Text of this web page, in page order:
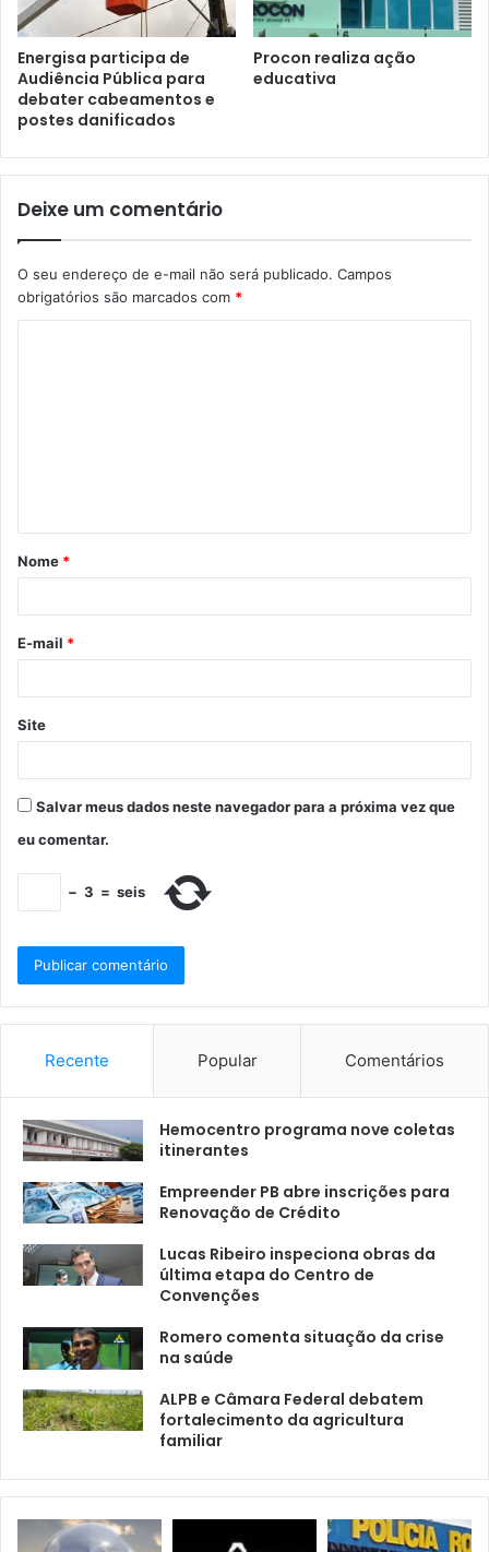
Energisa participa de
Audiência Pública para
debater cabeamentos e
postes danificados
Procon realiza ação
educativa
Deixe um comentário
O seu endereço de e-mail não será publicado. Campos
obrigatórios são marcados com *
Nome *
E-mail *
Site
Salvar meus dados neste navegador para a próxima vez que
eu comentar.
− 3 = seis
Recente Popular Comentários
Hemocentro programa nove coletas
itinerantes
Empreender PB abre inscrições para
Renovação de Crédito
Lucas Ribeiro inspeciona obras da
última etapa do Centro de
Convenções
Romero comenta situação da crise
na saúde
ALPB e Câmara Federal debatem
fortalecimento da agricultura
familiar